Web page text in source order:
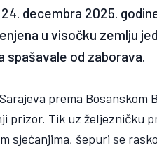
decembra 2025.
u visočku zemlju
spašavale od zaborava.
prema
prizor. Tik uz željezničku
sjećanjima, šepuri se